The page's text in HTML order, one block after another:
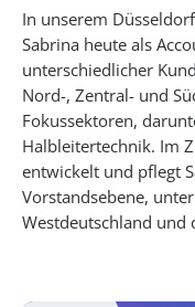
In unserem
Sabrina heute als
unterschiedlicher
Nord-, Zentral- und
Fokussektoren,
Halbleitertechnik. Im
entwickelt und pflegt
Vorstandsebene,
Westdeutschland und